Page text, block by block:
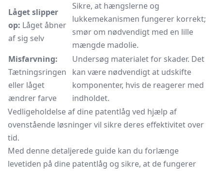
Låget slipper
op: Låget åbner
af sig selv
Sikre, at hængslerne og
lukkemekanismen fungerer korrekt;
smør om nødvendigt med en lille
mængde madolie.
Misfarvning:
Tætningsringen
eller låget
ændrer farve
Undersøg materialet for skader. Det
kan være nødvendigt at udskifte
komponenter, hvis de reagerer med
indholdet.
Vedligeholdelse af dine patentlåg ved hjælp af
ovenstående løsninger vil sikre deres effektivitet over
tid.
Med denne detaljerede guide kan du forlænge
levetiden på dine patentlåg og sikre, at de fungerer